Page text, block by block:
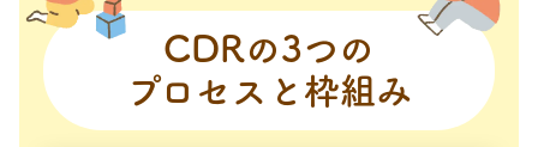
CDRの3つの
プロセスと枠組み